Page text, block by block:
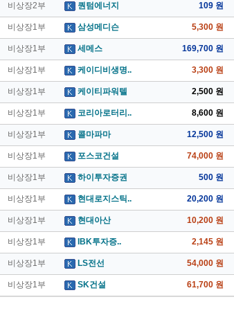
비상장2부 퀀텀에너지 109 원
비상장1부 삼성메디슨 5,300 원
비상장1부 세메스 169,700 원
비상장1부 케이디비생명.. 3,300 원
비상장1부 케이티파워텔 2,500 원
비상장1부 코리아로터리.. 8,600 원
비상장1부 콜마파마 12,500 원
비상장1부 포스코건설 74,000 원
비상장1부 하이투자증권 500 원
비상장1부 현대로지스틱.. 20,200 원
비상장1부 현대아산 10,200 원
비상장1부 IBK투자증.. 2,145 원
비상장1부 LS전선 54,000 원
비상장1부 SK건설 61,700 원